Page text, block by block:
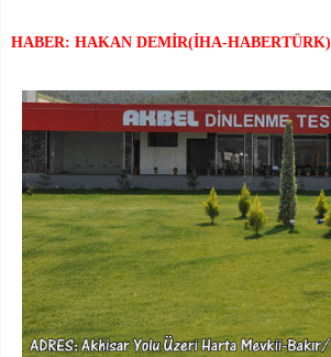
HABER: HAKAN DEMİR(İHA-HABERTÜRK)